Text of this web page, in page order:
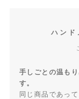
ハンド
手しごとの温も
す。
同じ商品であっ